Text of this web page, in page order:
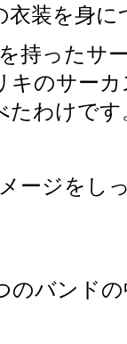
衣装を身に
持ったサ
キのサー
たわけです
ージをし
のバンド